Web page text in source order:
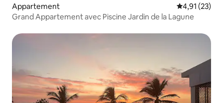
Appartement Évaluation
4,91 (23)
Grand Appartement avec Piscine Jardin de la Lagune